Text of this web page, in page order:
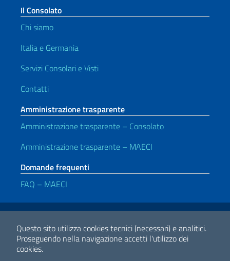
Questo sito utilizza cookies tecnici (necessari) e analitici.
Proseguendo nella navigazione accetti l'utilizzo dei
cookies.
Il Consolato
Chi siamo
Italia e Germania
Servizi Consolari e Visti
Contatti
Amministrazione trasparente
Amministrazione trasparente – Consolato
Amministrazione trasparente – MAECI
Domande frequenti
FAQ – MAECI
Link Utili